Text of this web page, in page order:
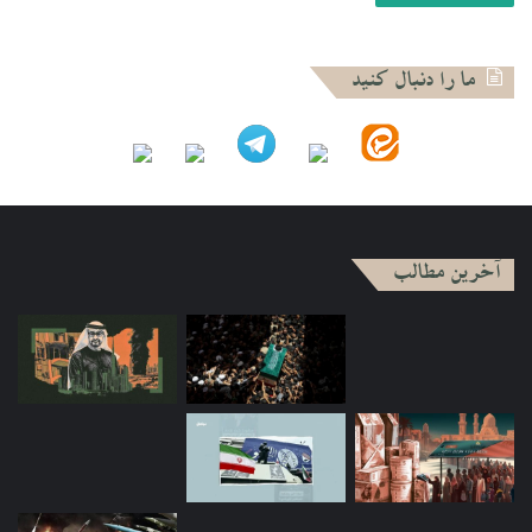
استعفاء شد. که این خود نشان از تاثیر خواست مردم بر فرایند
است یا خیر. بعد از انتخابات پارلمان، نخست‌وزیر بر اساس ائتلاف
هستند)، رئیس جمهور بر اساس یک توافق نانوشته از بین کردهاو
در وزارت خانه‌ها ۲ تا ۴ وزیر سهم کردها بوده که تاکنون وزیر خارجه
عراق، اپوزیسیون از جایگاهی در این کشور برخوردار است؟
در عراق یک ویژگی ثابت بخصوص بعد از ۲۰۰۳ این بود که
اپوزیسیون در این کشور وجود نداشت. علت آن این بود که همه
احزاب در قدرت سهیم بودند تقریبا مشابه لبنان. یعنی بر اساس
اینکه هر حزب چه تعداد از کرسی‌های پارلمان را تصاحب کند، بر
ما را دنبال کنید
آخرین مطالب